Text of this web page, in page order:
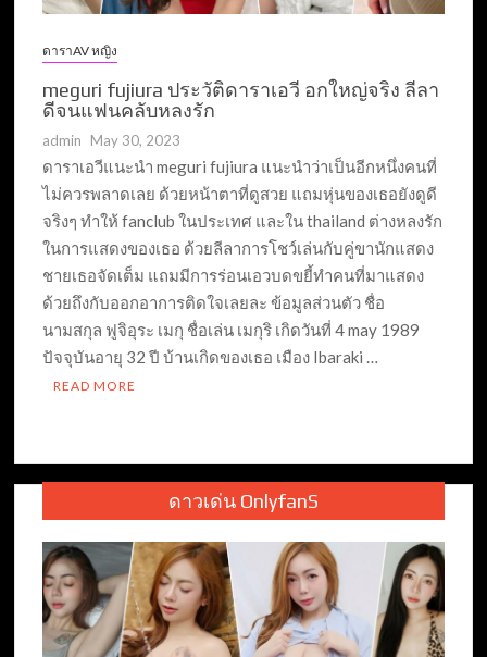
ดาราAV หญิง
meguri fujiura ประวัติดาราเอวี อกใหญ่จริง ลีลา
ดีจนแฟนคลับหลงรัก
admin May 30, 2023
ดาราเอวีแนะนำ meguri fujiura แนะนำว่าเป็นอีกหนึ่งคนที่
ไม่ควรพลาดเลย ด้วยหน้าตาที่ดูสวย แถมหุ่นของเธอยังดูดี
จริงๆ ทำให้ fanclub ในประเทศ และใน thailand ต่างหลงรัก
ในการแสดงของเธอ ด้วยลีลาการโชว์เล่นกับคู่ขานักแสดง
ชายเธอจัดเต็ม แถมมีการร่อนเอวบดขยี้ทำคนที่มาแสดง
ด้วยถึงกับออกอาการติดใจเลยละ ข้อมูลส่วนตัว ชื่อ
นามสกุล ฟูจิอุระ เมกุ ชื่อเล่น เมกุริ เกิดวันที่ 4 may 1989
ปัจจุบันอายุ 32 ปี บ้านเกิดของเธอ เมือง Ibaraki …
READ MORE
ดาวเด่น OnlyfanS